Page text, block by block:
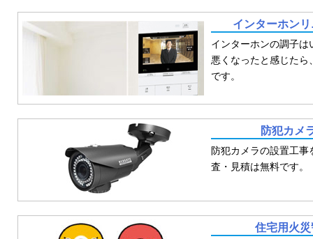
インターホン
インターホンの調子
悪くなったと感じた
です。
防犯カメ
防犯カメラの設置工
査・見積は無料です。
住宅用火